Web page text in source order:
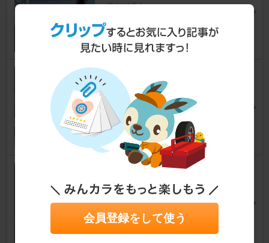
shoyunさん
アンダーカバー修理
フリード [GB3/4]
改馬屋さん
フリード [GB3/4]
bomsluggerさん
1
会員登録をして使う